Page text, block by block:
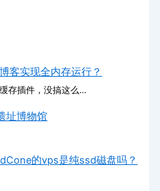
客实现全内存运行？
存插件，没搞这么…
址博物馆
的vps是纯ssd磁盘吗？